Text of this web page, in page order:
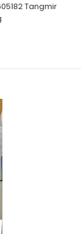
Tangmir